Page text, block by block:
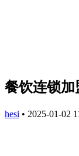
餐饮连锁
hesi • 2025-01-02